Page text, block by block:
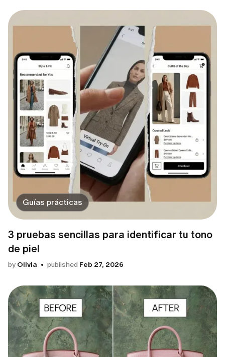
Guías prácticas
3 pruebas sencillas para identificar tu tono
de piel
by Olivia published Feb 27, 2026